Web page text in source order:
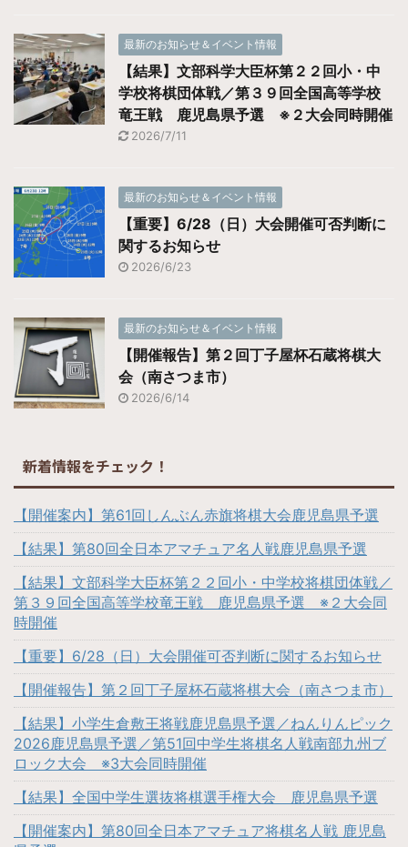
最新のお知らせ＆イベント情報
【結果】文部科学大臣杯第２２回小・中
学校将棋団体戦／第３９回全国高等学校
竜王戦 鹿児島県予選 ※２大会同時開催
2026/7/11
最新のお知らせ＆イベント情報
【重要】6/28（日）大会開催可否判断に
関するお知らせ
2026/6/23
最新のお知らせ＆イベント情報
【開催報告】第２回丁子屋杯石蔵将棋大
会（南さつま市）
2026/6/14
新着情報をチェック！
【開催案内】第61回しんぶん赤旗将棋大会鹿児島県予選
【結果】第80回全日本アマチュア名人戦鹿児島県予選
【結果】文部科学大臣杯第２２回小・中学校将棋団体戦／
第３９回全国高等学校竜王戦 鹿児島県予選 ※２大会同
時開催
【重要】6/28（日）大会開催可否判断に関するお知らせ
【開催報告】第２回丁子屋杯石蔵将棋大会（南さつま市）
【結果】小学生倉敷王将戦鹿児島県予選／ねんりんピック
2026鹿児島県予選／第51回中学生将棋名人戦南部九州ブ
ロック大会 ※3大会同時開催
【結果】全国中学生選抜将棋選手権大会 鹿児島県予選
【開催案内】第80回全日本アマチュア将棋名人戦 鹿児島